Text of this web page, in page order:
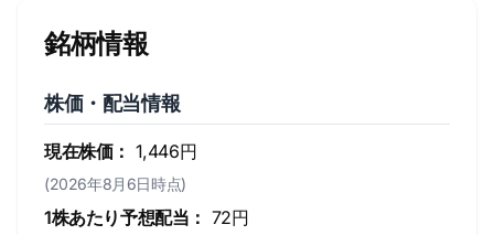
銘柄情報
株価・配当情報
現在株価： 1,446円
(2026年8月6日時点)
1株あたり予想配当： 72円